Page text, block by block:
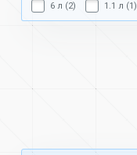
6 л (2) 1.1 л (1)